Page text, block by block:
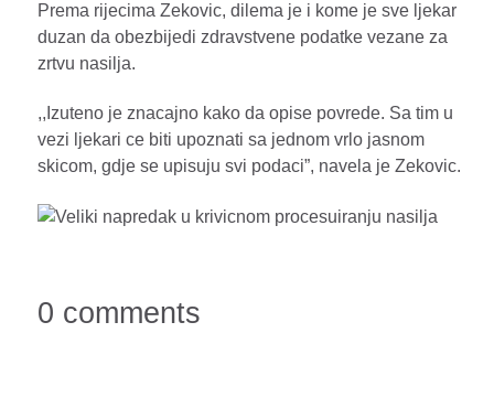
Prema rijecima Zekovic, dilema je i kome je sve ljekar
duzan da obezbijedi zdravstvene podatke vezane za
zrtvu nasilja.
,,Izuteno je znacajno kako da opise povrede. Sa tim u
vezi ljekari ce biti upoznati sa jednom vrlo jasnom
skicom, gdje se upisuju svi podaci”, navela je Zekovic.
0 comments